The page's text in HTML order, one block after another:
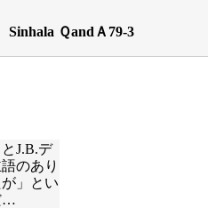
Sinhala ＱandＡ79-3
J.B.デ
のあり
」とい
…